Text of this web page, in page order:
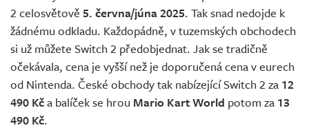
2 celosvětově 5. června/júna 2025. Tak snad nedojde k
žádnému odkladu. Každopádně, v tuzemských obchodech
si už můžete Switch 2 předobjednat. Jak se tradičně
očekávala, cena je vyšší než je doporučená cena v eurech
od Nintenda. České obchody tak nabízející Switch 2 za 12
490 Kča balíček se hrou Mario Kart World potom za 13
490 Kč.